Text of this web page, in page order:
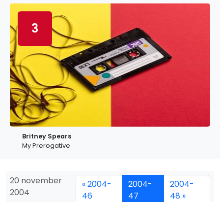
3
Britney Spears
My Prerogative
20 november
2004
« 2004-
46
2004-
47
2004-
48 »